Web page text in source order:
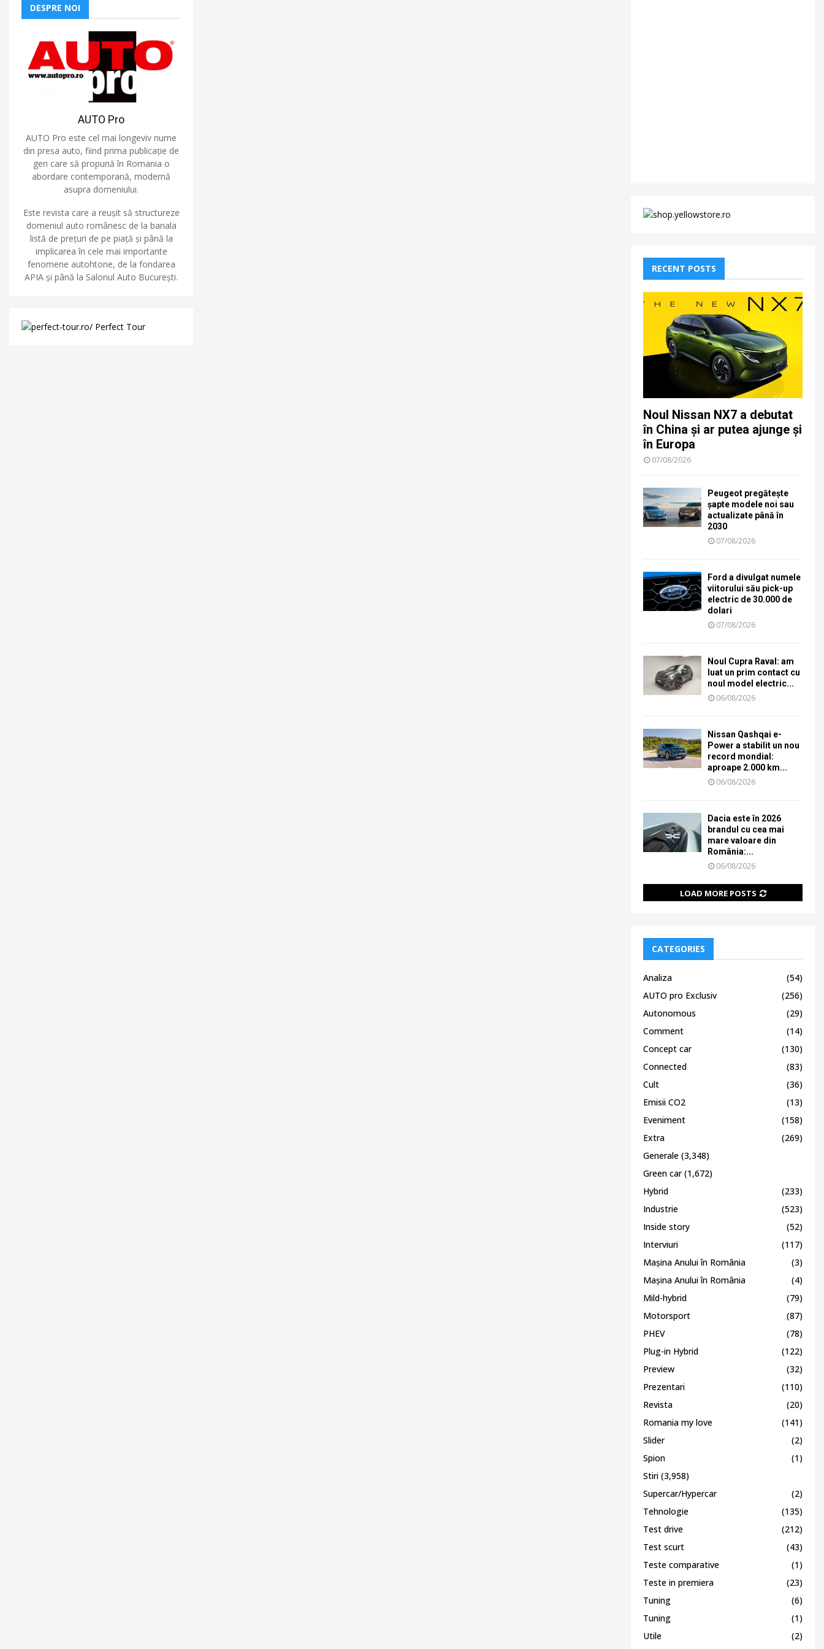
DESPRE NOI
AUTO Pro
AUTO Pro este cel mai longeviv nume
din presa auto, fiind prima publicație de
gen care să propună în Romania o
abordare contemporană, modernă
asupra domeniului.
Este revista care a reușit să structureze
domeniul auto românesc de la banala
listă de prețuri de pe piață și până la
implicarea în cele mai importante
fenomene autohtone, de la fondarea
APIA și până la Salonul Auto București.
RECENT POSTS
Noul Nissan NX7 a debutat
în China și ar putea ajunge și
în Europa
07/08/2026
Peugeot pregătește
șapte modele noi sau
actualizate până în
2030
07/08/2026
Ford a divulgat numele
viitorului său pick-up
electric de 30.000 de
dolari
07/08/2026
Noul Cupra Raval: am
luat un prim contact cu
noul model electric...
06/08/2026
Nissan Qashqai e-
Power a stabilit un nou
record mondial:
aproape 2.000 km...
06/08/2026
Dacia este în 2026
brandul cu cea mai
mare valoare din
România:...
06/08/2026
LOAD MORE POSTS
CATEGORIES
Analiza
(54)
AUTO pro Exclusiv
(256)
Autonomous
(29)
Comment
(14)
Concept car
(130)
Connected
(83)
Cult
(36)
Emisii CO2
(13)
Eveniment
(158)
Extra
(269)
Generale (3,348)
Green car(1,672)
Hybrid
(233)
Industrie
(523)
Inside story
(52)
Interviuri
(117)
Mașina Anului în România
(3)
Mașina Anului în România
(4)
Mild-hybrid
(79)
Motorsport
(87)
PHEV
(78)
Plug-in Hybrid
(122)
Preview
(32)
Prezentari
(110)
Revista
(20)
Romania my love
(141)
Slider
(2)
Spion
(1)
Stiri (3,958)
Supercar/Hypercar
(2)
Tehnologie
(135)
Test drive
(212)
Test scurt
(43)
Teste comparative
(1)
Teste in premiera
(23)
Tuning
(6)
Tuning
(1)
Utile
(2)